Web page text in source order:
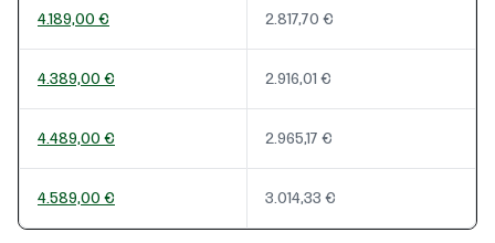
4.189,00 € 2.817,70 €
4.389,00 € 2.916,01 €
4.489,00 € 2.965,17 €
4.589,00 € 3.014,33 €